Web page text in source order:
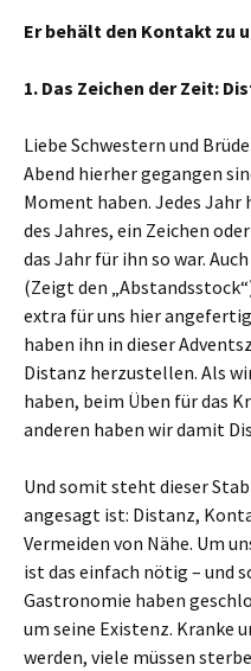
Er behält den Kontakt zu
1. Das Zeichen der Zeit:
Liebe Schwestern und
Abend hierher gegangen
Moment haben. Jedes Jahr
des Jahres, ein Zeichen
das Jahr für ihn so war.
(Zeigt den
extra für uns hier
haben ihn in dieser
Distanz herzustellen. Als
haben, beim Üben für das
anderen haben wir damit
Und somit steht dieser
angesagt ist: Distanz,
Vermeiden von Nähe. Um
ist das einfach nötig – und
Gastronomie haben
um seine Existenz. Kranke
werden, viele müssen